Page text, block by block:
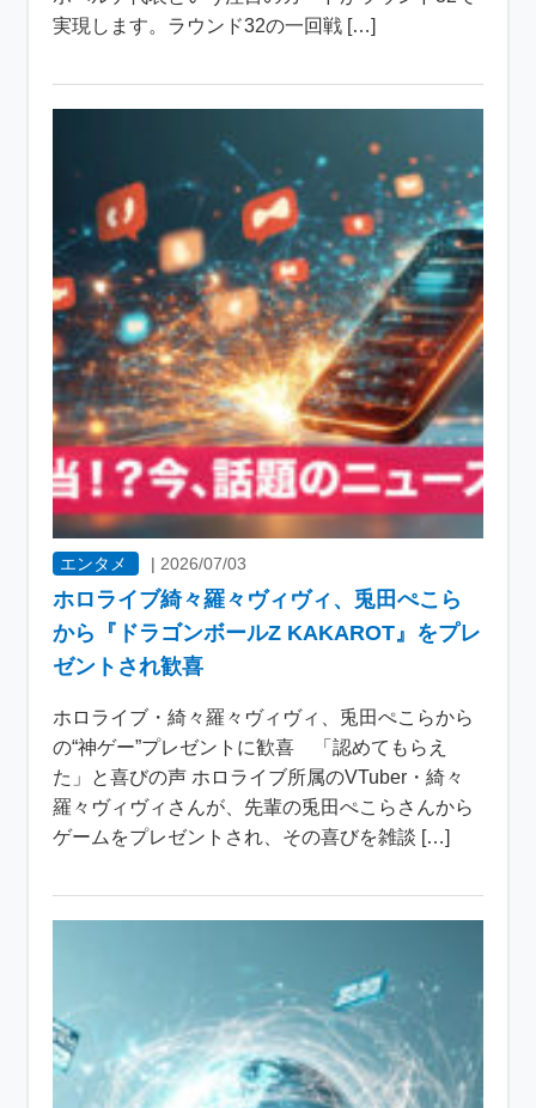
実現します。ラウンド32の一回戦 […]
エンタメ |2026/07/03
ホロライブ綺々羅々ヴィヴィ、兎田ぺこら
から『ドラゴンボールZ KAKAROT』をプレ
ゼントされ歓喜
ホロライブ・綺々羅々ヴィヴィ、兎田ぺこらから
の“神ゲー”プレゼントに歓喜 「認めてもらえ
た」と喜びの声 ホロライブ所属のVTuber・綺々
羅々ヴィヴィさんが、先輩の兎田ぺこらさんから
ゲームをプレゼントされ、その喜びを雑談 […]